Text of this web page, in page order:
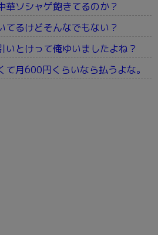
華ソシャゲ飽きてるのか？
てるけどそんなでもない？
いとけって俺ゆいましたよね？
て月600円くらいなら払うよな。